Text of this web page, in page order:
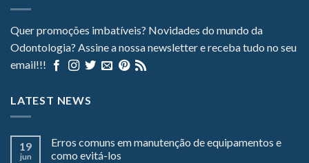
Quer promoções imbatíveis? Novidades do mundo da
Odontologia? Assine a nossa newsletter e receba tudo no seu
email!!!
LATEST NEWS
19
jun
Erros comuns em manutenção de equipamentos e
como evitá-los